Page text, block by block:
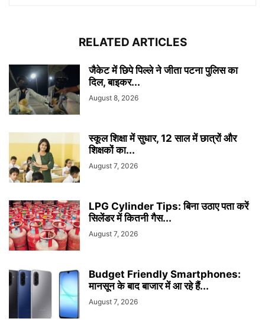
RELATED ARTICLES
जैकेट में छिपे पिल्ले ने जीता पटना पुलिस का
दिल, बाइकर...
August 8, 2026
स्कूल शिक्षा में सुधार, 12 साल में छात्रों और
शिक्षकों का...
August 7, 2026
LPG Cylinder Tips: बिना उठाए पता करें
सिलेंडर में कितनी गैस...
August 7, 2026
Budget Friendly Smartphones:
मानसून के बाद बाजार में आ रहे हैं...
August 7, 2026